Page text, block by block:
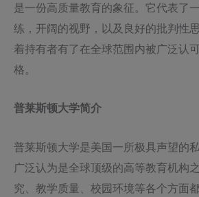
是一份高质量教育的象征。它代表了
练，开阔的视野，以及良好的批判性
着持有者有了在全球范围内被广泛认
格。
普莱斯顿大学简介
普莱斯顿大学是美国一所极具声望的
广泛认为是全球顶级的高等教育机构
究、教学质量、校园环境等各个方面